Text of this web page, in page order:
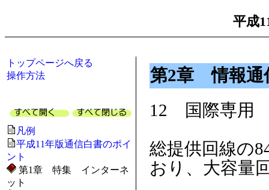
平成
トップページへ戻る
操作方法
凡例
平成11年版通信白書のポイ
ント
第1章 特集 インターネ
ット
第2章 情報通
12 国際専用
総提供回線の
おり、大容量